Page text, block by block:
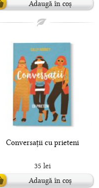
Adaugă în coș
Conversații cu prieteni
35 lei
Adaugă în coș